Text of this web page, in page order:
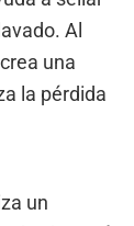
Al
una
la pérdida
un